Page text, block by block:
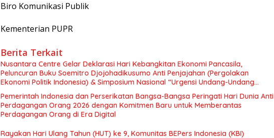
Biro Komunikasi Publik
Kementerian PUPR
Berita Terkait
Nusantara Centre Gelar Deklarasi Hari Kebangkitan Ekonomi Pancasila,
Peluncuran Buku Soemitro Djojohadikusumo Anti Penjajahan (Pergolakan
Ekonomi Politik Indonesia) & Simposium Nasional “Urgensi Undang-Undang
Perekonomian Nasional dan Kesejahteraan Sosial dalam Menata Bangsa Menuju
Indonesia Emas 2045”,
Pemerintah Indonesia dan Perserikatan Bangsa-Bangsa Peringati Hari Dunia Anti
Perdagangan Orang 2026 dengan Komitmen Baru untuk Memberantas
Perdagangan Orang di Era Digital
Rayakan Hari Ulang Tahun (HUT) ke 9, Komunitas BEPers Indonesia (KBI)